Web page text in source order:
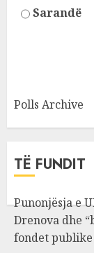
Sarandë
Polls Archive
TË FUNDIT
Punonjësja e
Drenova dhe
fondet